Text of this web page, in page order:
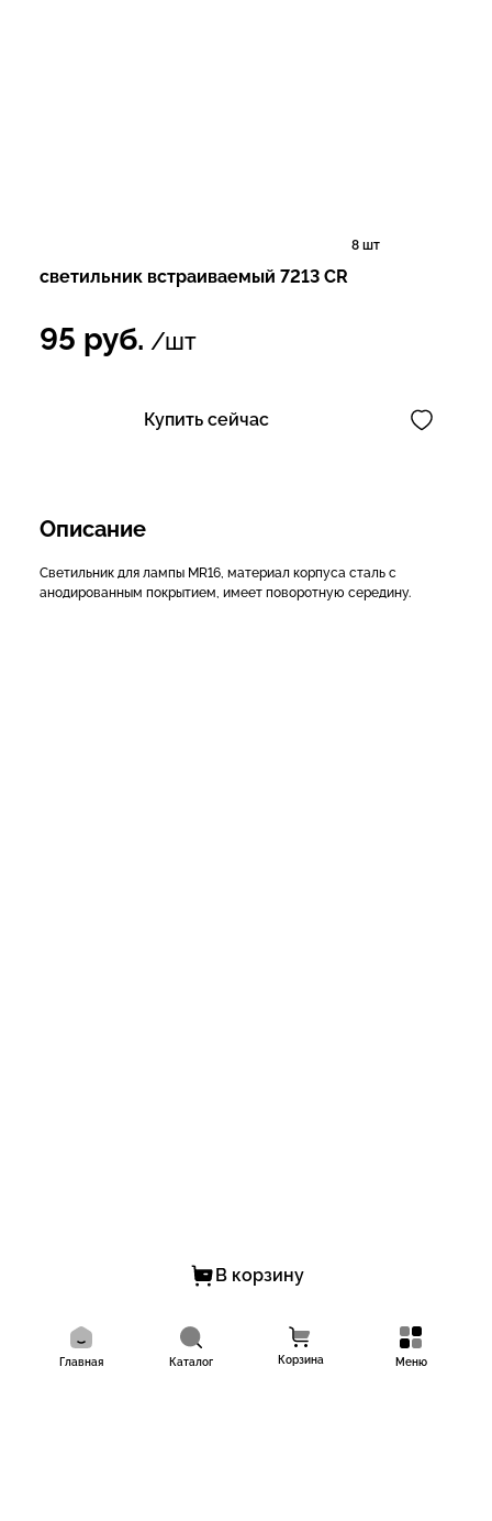
8 шт
светильник встраиваемый 7213 CR
95 руб. /шт
Купить сейчас
Описание
Светильник для лампы MR16, материал корпуса сталь с
анодированным покрытием, имеет поворотную середину.
В корзину
Главная Каталог Корзина Меню